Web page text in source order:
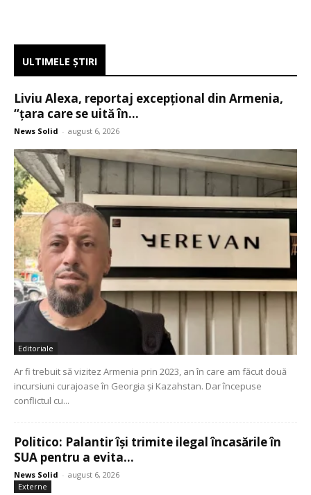
ULTIMELE ŞTIRI
Liviu Alexa, reportaj excepțional din Armenia,
“țara care se uită în...
News Solid - august 6, 2026
Editoriale
Ar fi trebuit să vizitez Armenia prin 2023, an în care am făcut două
incursiuni curajoase în Georgia și Kazahstan. Dar începuse
conflictul cu...
Politico: Palantir își trimite ilegal încasările în
SUA pentru a evita...
News Solid - august 6, 2026
Externe